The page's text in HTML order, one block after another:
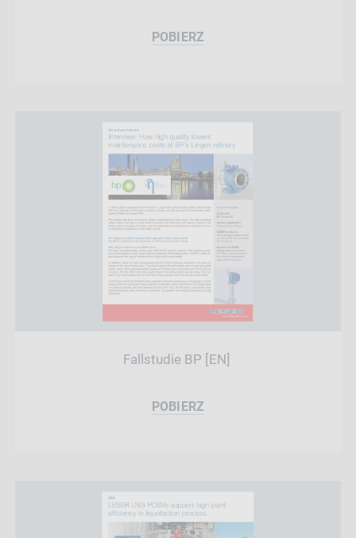
POBIERZ
Fallstudie BP [EN]
POBIERZ